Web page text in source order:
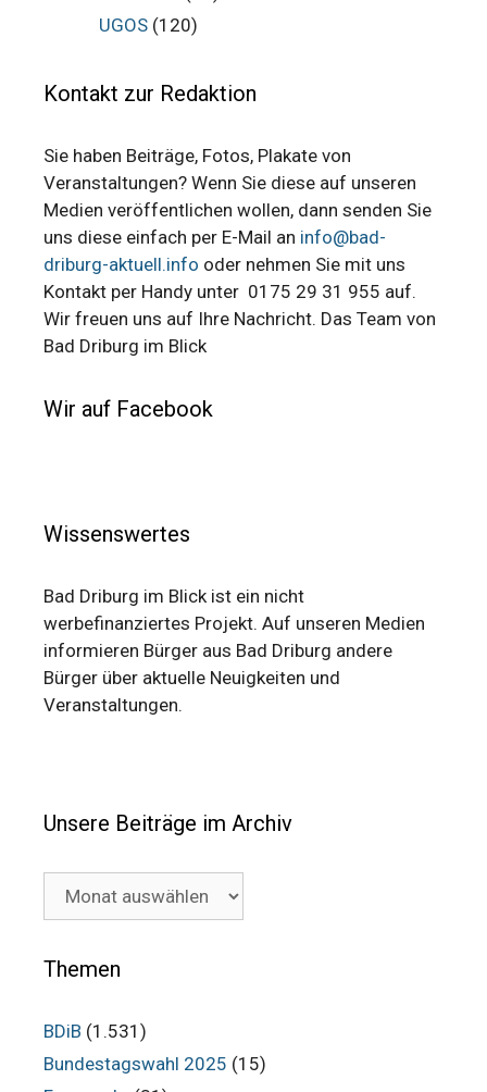
UGOS (120)
Kontakt zur Redaktion
Sie haben Beiträge, Fotos, Plakate von
Veranstaltungen? Wenn Sie diese auf unseren
Medien veröffentlichen wollen, dann senden Sie
uns diese einfach per E-Mail an info@bad-
driburg-aktuell.info oder nehmen Sie mit uns
Kontakt per Handy unter 0175 29 31 955 auf.
Wir freuen uns auf Ihre Nachricht. Das Team von
Bad Driburg im Blick
Wir auf Facebook
Wissenswertes
Bad Driburg im Blick ist ein nicht
werbefinanziertes Projekt. Auf unseren Medien
informieren Bürger aus Bad Driburg andere
Bürger über aktuelle Neuigkeiten und
Veranstaltungen.
Unsere Beiträge im Archiv
Archiv
Themen
BDiB (1.531)
Bundestagswahl 2025 (15)